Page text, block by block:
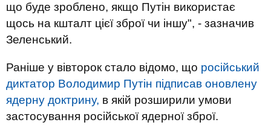
що буде зроблено, якщо Путін використає
щось на кшталт цієї зброї чи іншу", - зазначив
Зеленський.
Раніше у вівторок стало відомо, що російський
диктатор Володимир Путін підписав оновлену
ядерну доктрину, в якій розширили умови
застосування російської ядерної зброї.